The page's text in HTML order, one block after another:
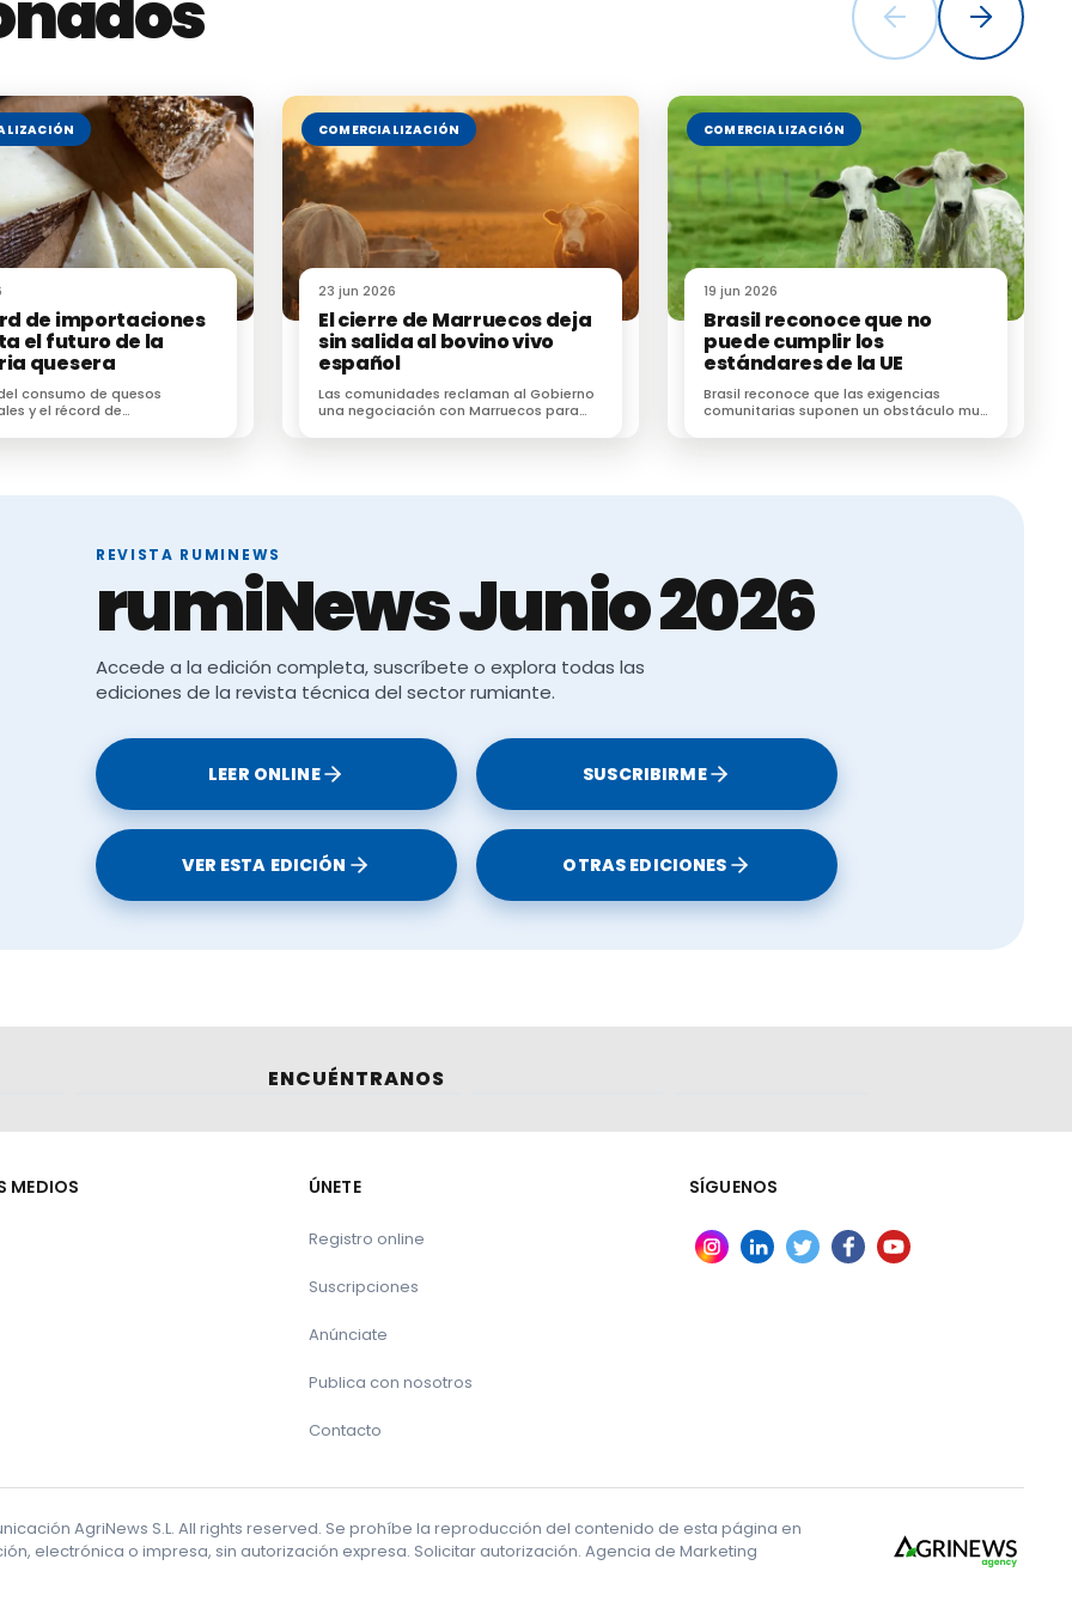
sin leche para fabricar más
otropuntal económico del pueblo. Confían en que los
dentro de unos meses poder contar con la leche de las ovejas,
de importaciones
el futuro de la
quesera
consumo de quesos
y el récord de
la industria quesera
COMERCIALIZACIÓN
23 jun 2026
El cierre de Marruecos deja
sin salida al bovino vivo
español
Las comunidades reclaman al Gobierno
una negociación con Marruecos para
las exportaciones de ganado
COMERCIALIZACIÓN
19 jun 2026
Brasil reconoce que no
puede cumplir los
estándares de la UE
Brasil reconoce que las exigencias
comunitarias suponen un obstáculo muy
brasileño
REVISTA RUMINEWS
rumiNews Junio 2026
Accede a la edición completa, suscríbete o explora todas las
ediciones de la revista técnica del sector rumiante.
LEER ONLINE SUSCRIBIRME
VER ESTA EDICIÓN OTRAS EDICIONES
ENCUÉNTRANOS
MEDIOS ÚNETE
Registro online
Suscripciones
Anúnciate
Publica con nosotros
Contacto
SÍGUENOS
AgriNews S.L. All rights reserved. Se prohíbe la reproducción del contenido de esta página en
electrónica o impresa, sin autorización expresa. Solicitar autorización. Agencia de Marketing